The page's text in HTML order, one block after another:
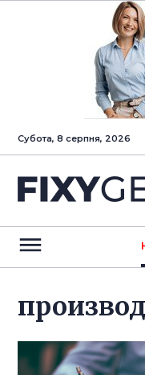
Субота, 8 серпня, 2026